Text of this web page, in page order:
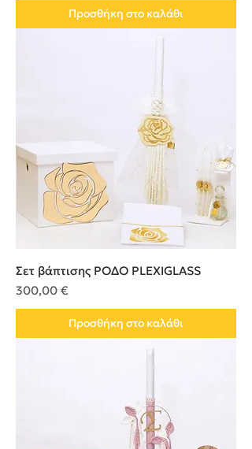
Προσθήκη στο καλάθι
Σετ βάπτισης ΡΟΔΟ PLEXIGLASS
Τιμή
300,00 €
Προσθήκη στο καλάθι